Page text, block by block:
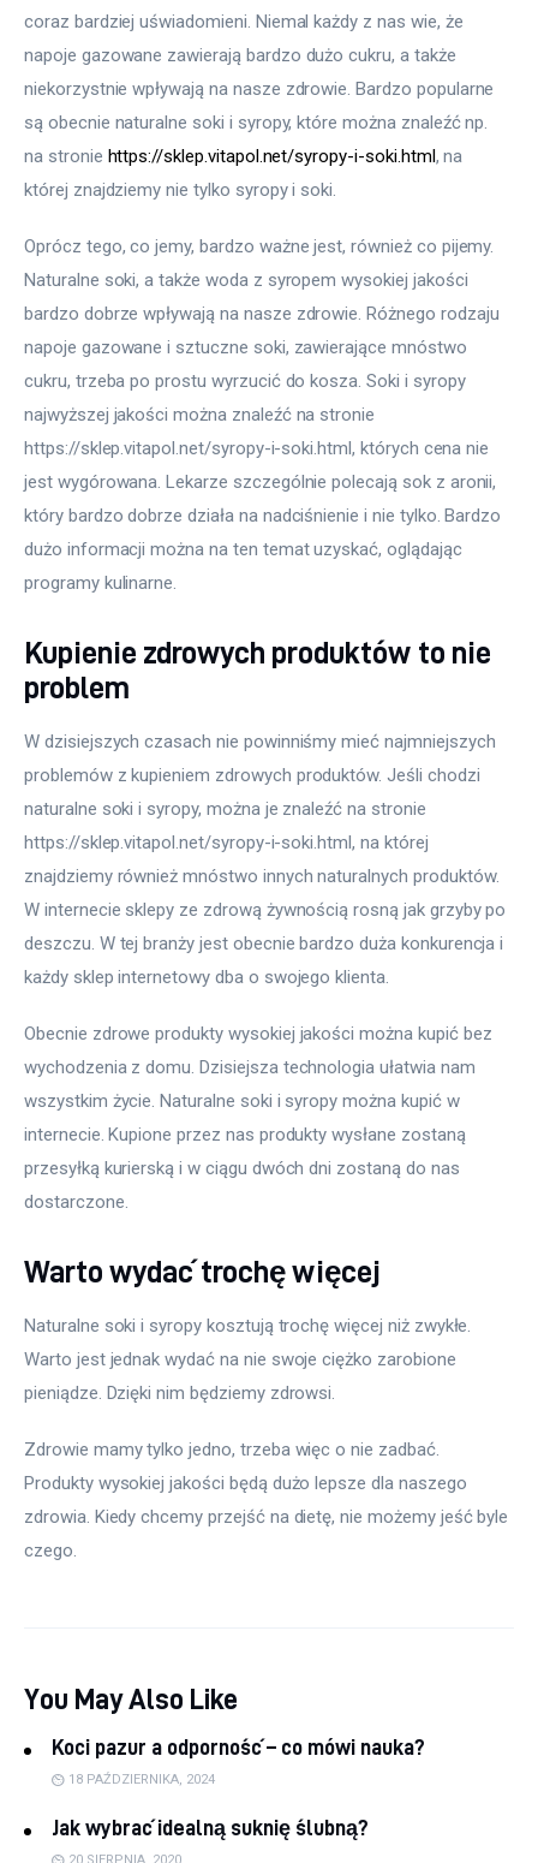
coraz bardziej uświadomieni. Niemal każdy z nas wie, że
napoje gazowane zawierają bardzo dużo cukru, a także
niekorzystnie wpływają na nasze zdrowie. Bardzo popularne
są obecnie naturalne soki i syropy, które można znaleźć np.
na stronie https://sklep.vitapol.net/syropy-i-soki.html, na
której znajdziemy nie tylko syropy i soki.
Oprócz tego, co jemy, bardzo ważne jest, również co pijemy.
Naturalne soki, a także woda z syropem wysokiej jakości
bardzo dobrze wpływają na nasze zdrowie. Różnego rodzaju
napoje gazowane i sztuczne soki, zawierające mnóstwo
cukru, trzeba po prostu wyrzucić do kosza. Soki i syropy
najwyższej jakości można znaleźć na stronie
https://sklep.vitapol.net/syropy-i-soki.html, których cena nie
jest wygórowana. Lekarze szczególnie polecają sok z aronii,
który bardzo dobrze działa na nadciśnienie i nie tylko. Bardzo
dużo informacji można na ten temat uzyskać, oglądając
programy kulinarne.
Kupienie zdrowych produktów to nie
problem
W dzisiejszych czasach nie powinniśmy mieć najmniejszych
problemów z kupieniem zdrowych produktów. Jeśli chodzi
naturalne soki i syropy, można je znaleźć na stronie
https://sklep.vitapol.net/syropy-i-soki.html, na której
znajdziemy również mnóstwo innych naturalnych produktów.
W internecie sklepy ze zdrową żywnością rosną jak grzyby po
deszczu. W tej branży jest obecnie bardzo duża konkurencja i
każdy sklep internetowy dba o swojego klienta.
Obecnie zdrowe produkty wysokiej jakości można kupić bez
wychodzenia z domu. Dzisiejsza technologia ułatwia nam
wszystkim życie. Naturalne soki i syropy można kupić w
internecie. Kupione przez nas produkty wysłane zostaną
przesyłką kurierską i w ciągu dwóch dni zostaną do nas
dostarczone.
Warto wydać trochę więcej
Naturalne soki i syropy kosztują trochę więcej niż zwykłe.
Warto jest jednak wydać na nie swoje ciężko zarobione
pieniądze. Dzięki nim będziemy zdrowsi.
Zdrowie mamy tylko jedno, trzeba więc o nie zadbać.
Produkty wysokiej jakości będą dużo lepsze dla naszego
zdrowia. Kiedy chcemy przejść na dietę, nie możemy jeść byle
czego.
You May Also Like
Koci pazur a odporność – co mówi nauka?
18 PAŹDZIERNIKA, 2024
Jak wybrać idealną suknię ślubną?
20 SIERPNIA, 2020